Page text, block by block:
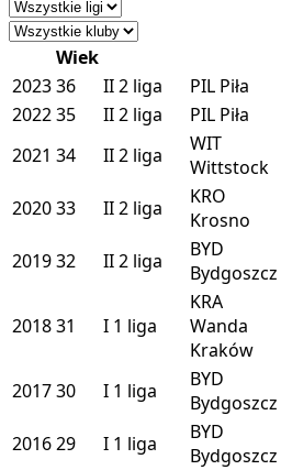
Wiek
202336 II2 liga PIL Piła
202235 II2 liga PIL Piła
2021 34 II2 liga
WIT
Wittstock
202033 II2 liga
KRO
Krosno
201932 II2 liga
BYD
Bydgoszcz
201831 I 1 liga
KRA
Wanda
Kraków
201730 I 1 liga
BYD
Bydgoszcz
201629 I 1 liga
BYD
Bydgoszcz